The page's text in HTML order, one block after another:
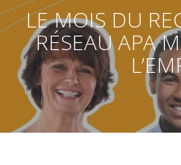
LE MOIS DU
RÉSEAU APA